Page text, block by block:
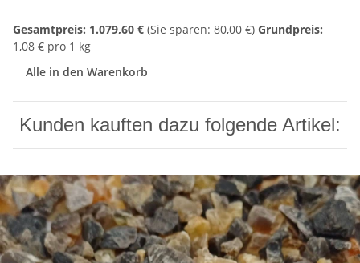
Gesamtpreis: 1.079,60 € (Sie sparen: 80,00 €) Grundpreis:
1,08 € pro 1 kg
Alle in den Warenkorb
Kunden kauften dazu folgende Artikel: